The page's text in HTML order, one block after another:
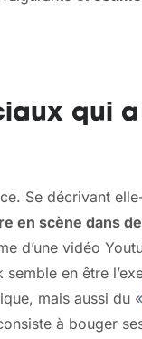
qui
Se décrivant
en scène dans
d’une vidéo
en être
mais aussi du «
à bouger